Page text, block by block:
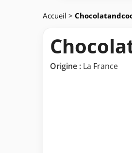
Accueil >
Origine : La France